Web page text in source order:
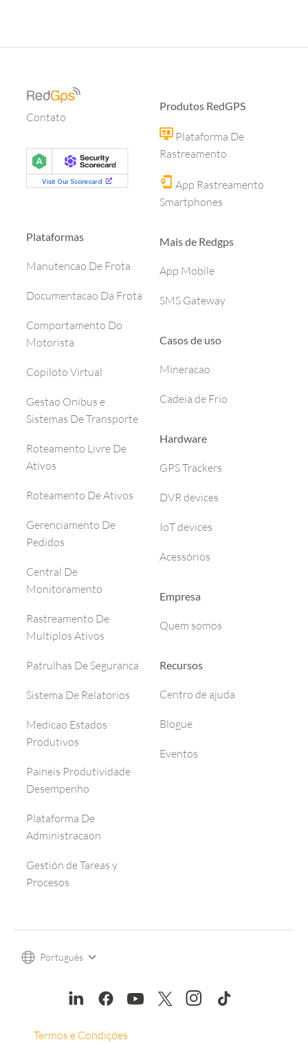
Contato
Plataformas
Manutencao De Frota
Documentacao Da Frota
Comportamento Do
Motorista
Copiloto Virtual
Gestao Onibus e
Sistemas De Transporte
Roteamento Livre De
Ativos
Roteamento De Ativos
Gerenciamento De
Pedidos
Central De
Monitoramento
Rastreamento De
Multiplos Ativos
Patrulhas De Seguranca
Sistema De Relatorios
Medicao Estados
Produtivos
Paineis Produtividade
Desempenho
Plataforma De
Administracaon
Gestión de Tareas y
Procesos
Produtos RedGPS
Plataforma De
Rastreamento
App Rastreamento
Smartphones
Mais de Redgps
App Mobile
SMS Gateway
Casos de uso
Mineracao
Cadeia de Frio
Hardware
GPS Trackers
DVR devices
IoT devices
Acessórios
Empresa
Quem somos
Recursos
Centro de ajuda
Blogue
Eventos
Português
Termos e Condições